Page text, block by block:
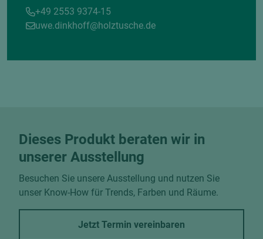
+49 2553 9374-15
uwe.dinkhoff@holztusche.de
Dieses Produkt beraten wir in
unserer Ausstellung
Besuchen Sie unsere Ausstellung und nutzen Sie
unser Know-How für Trends, Farben und Räume.
Jetzt Termin vereinbaren